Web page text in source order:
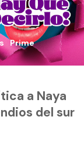
Prime
a Naya
del sur